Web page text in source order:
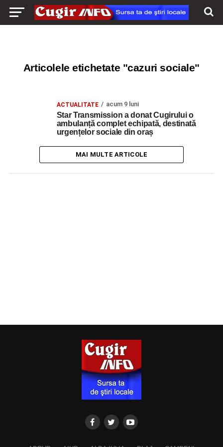
Articolele etichetate "cazuri sociale"
ACTUALITATE acum 9 luni
Star Transmission a donat Cugirului o
ambulanță complet echipată, destinată
urgențelor sociale din oraș
MAI MULTE ARTICOLE